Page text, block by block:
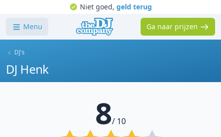
Niet goed, geld terug
Menu Ga naar prijzen
DJ's
DJ Henk
8/ 10